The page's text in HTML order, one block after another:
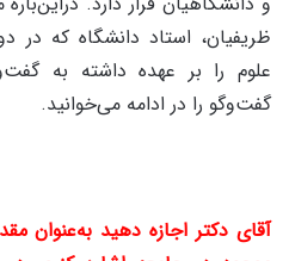
ظریفیان، استاد دانشگاه که در
علوم را بر عهده داشته به
گفت‌وگو را در ادامه می‌خوانید.
آقای دکتر اجازه دهید به‌عنوان